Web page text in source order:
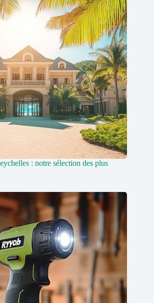
: notre sélection des plus